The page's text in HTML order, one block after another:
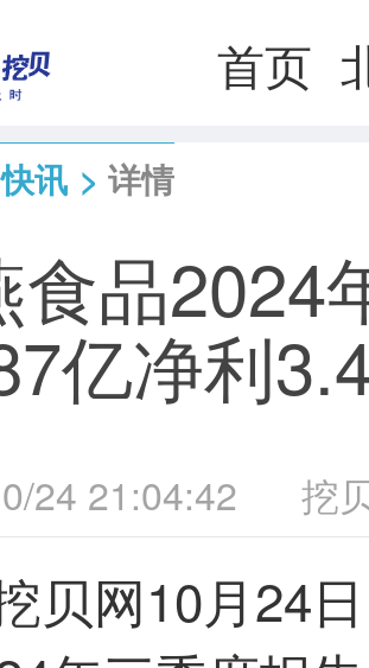
首页
快讯 > 详情
食品2024
亿净利
24 21:04:42 挖
贝网10月24